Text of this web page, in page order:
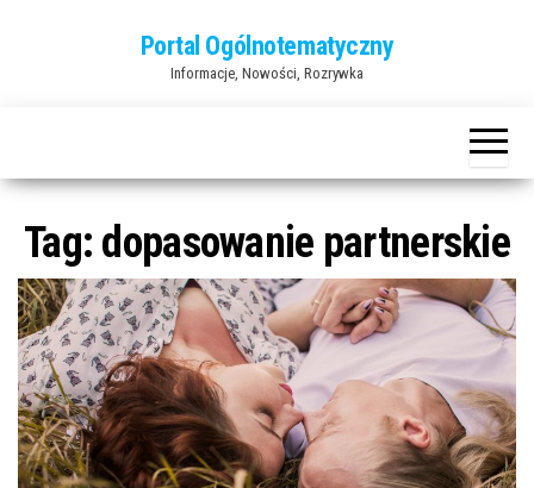
Portal Ogólnotematyczny
Informacje, Nowości, Rozrywka
Tag: dopasowanie partnerskie